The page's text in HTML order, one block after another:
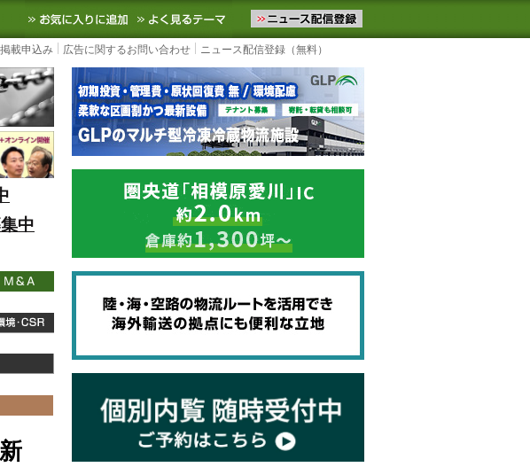
内外の最新の物流ニュースをお届けします。物流ニュースメール配信を登録す
お気に入りに追加 よく見るテーマ
載申込み 広告に関するお問い合わせ ニュース配信登録（無料）
中